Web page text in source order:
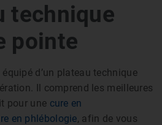
technique
pointe
d’un plateau technique
Il comprend les meilleures
pour une cure en
en phlébologie, afin de vous